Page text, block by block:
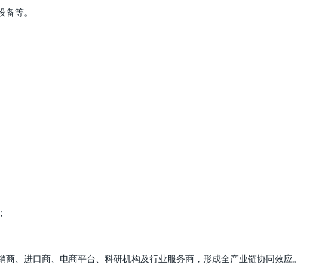
等。
商、进口商、电商平台、科研机构及行业服务商，形成全产业链协同效应。